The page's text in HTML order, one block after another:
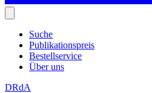
Suche
Publikationspreis
Bestellservice
Über uns
DRdA